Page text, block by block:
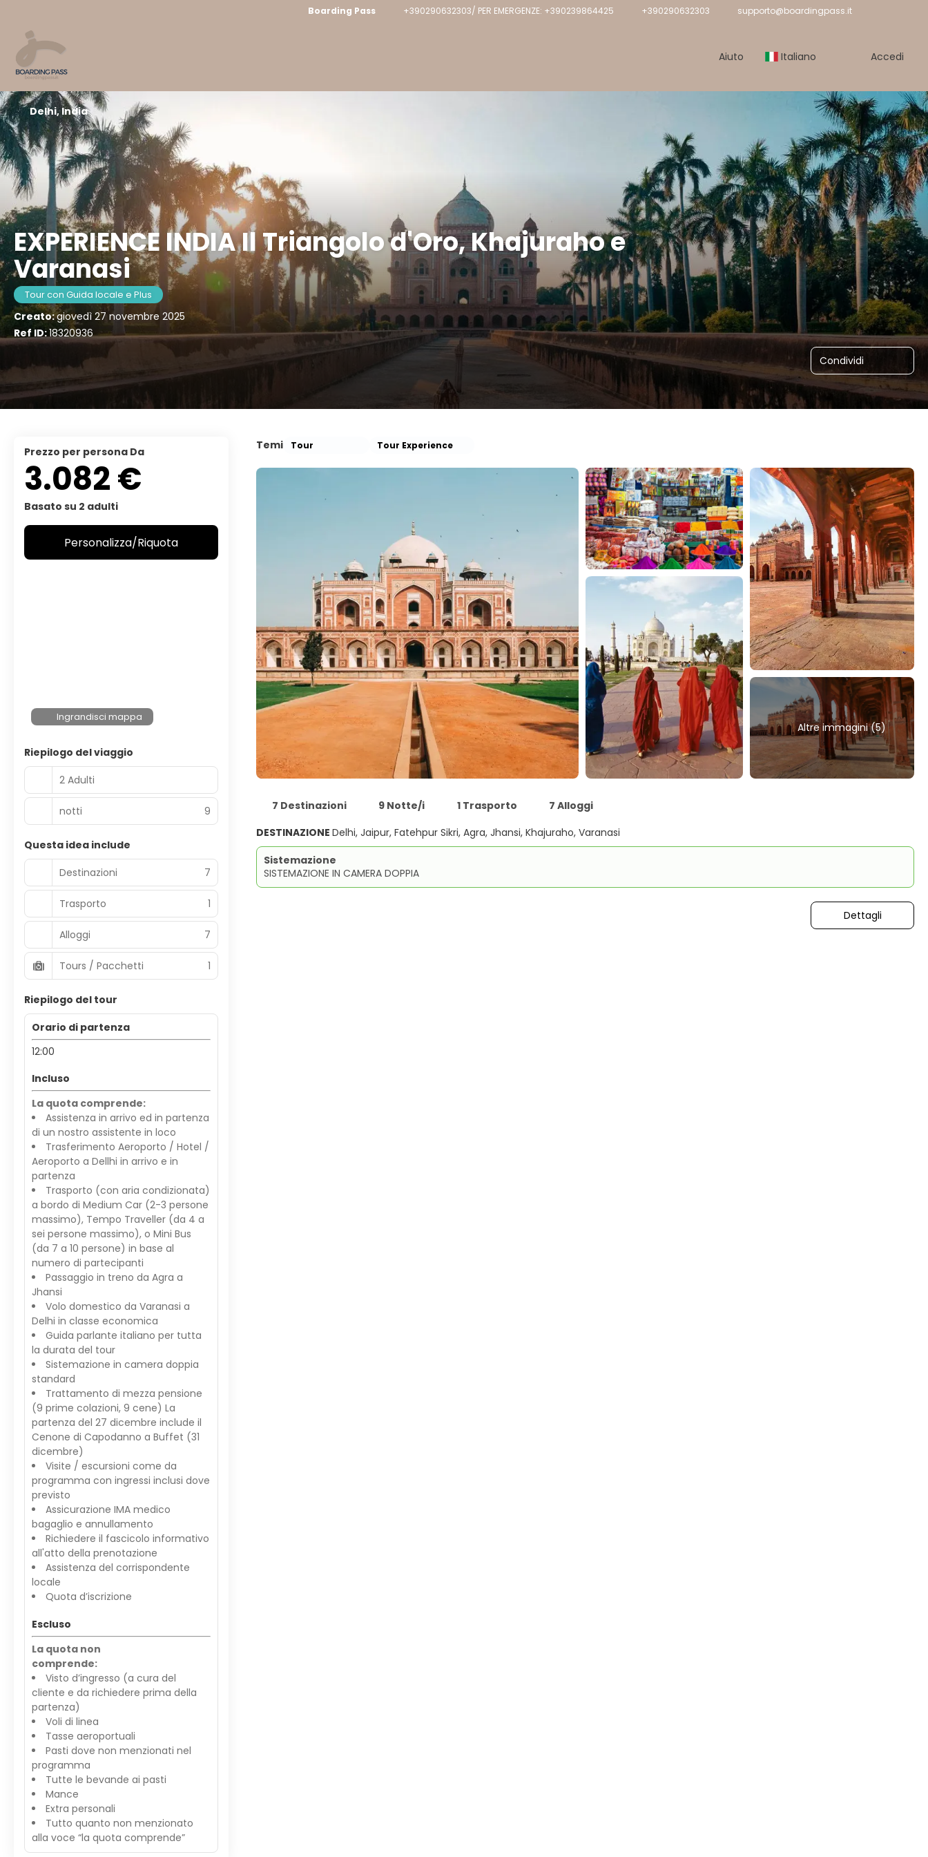
Boarding Pass +390290632303/ PER EMERGENZE: +390239864425 +390290632303 supporto@boardingpass.it
Aiuto Italiano Accedi
EXPERIENCE INDIA Il Triangolo d'Oro, Khajuraho e
Varanasi
Tour con Guida locale e Plus
Creato:giovedì 27 novembre 2025
Ref ID:18320936
Condividi
Delhi, India
Temi Tour Tour Experience
Altre immagini (5)
7 Destinazioni 9 Notte/i 1 Trasporto
7 Alloggi
DESTINAZIONE Delhi, Jaipur, Fatehpur Sikri, Agra, Jhansi, Khajuraho, Varanasi
Sistemazione
SISTEMAZIONE IN CAMERA DOPPIA
Dettagli
Prezzo per persona Da
3.082 €
Basato su 2 adulti
Personalizza/Riquota
Ingrandisci mappa
Riepilogo del viaggio
2 Adulti
notti 9
Questa idea include
Destinazioni
7
Trasporto 1
Alloggi 7
Tours / Pacchetti 1
Riepilogo del tour
Orario di partenza
12:00
Incluso
La quota comprende:
Assistenza in arrivo ed in partenza
di un nostro assistente in loco
Trasferimento Aeroporto / Hotel /
Aeroporto a Dellhi in arrivo e in
partenza
Trasporto (con aria condizionata)
a bordo di Medium Car (2-3 persone
massimo), Tempo Traveller (da 4 a
sei persone massimo), o Mini Bus
(da 7 a 10 persone) in base al
numero di partecipanti
Passaggio in treno da Agra a
Jhansi
Volo domestico da Varanasi a
Delhi in classe economica
Guida parlante italiano per tutta
la durata del tour
Sistemazione in camera doppia
standard
Trattamento di mezza pensione
(9 prime colazioni, 9 cene) La
partenza del 27 dicembre include il
Cenone di Capodanno a Buffet (31
dicembre)
Visite / escursioni come da
programma con ingressi inclusi dove
previsto
Assicurazione IMA medico
bagaglio e annullamento
Richiedere il fascicolo informativo
all'atto della prenotazione
Assistenza del corrispondente
locale
Quota d’iscrizione
Escluso
La quota non
comprende:
Visto d’ingresso (a cura del
cliente e da richiedere prima della
partenza)
Voli di linea
Tasse aeroportuali
Pasti dove non menzionati nel
programma
Tutte le bevande ai pasti
Mance
Extra personali
Tutto quanto non menzionato
alla voce “la quota comprende”